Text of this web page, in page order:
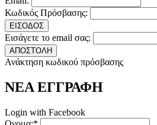
Κωδικός Πρόσβασης:
ΕΙΣΟΔΟΣ
Εισάγετε το email σας:
ΑΠΟΣΤΟΛΗ
Ανάκτηση κωδικού πρόσβασης
ΝΕΑ ΕΓΓΡΑΦΗ
Login with Facebook